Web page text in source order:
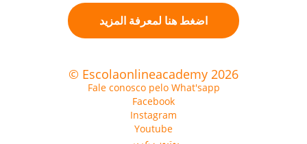
اضغط هنا لمعرفة المزيد
© Escolaonlineacademy 2026
Fale conosco pelo What'sapp
Facebook
Instagram
Youtube